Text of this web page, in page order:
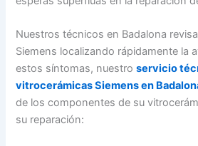
Nuestros técnicos en Badalona
Siemens localizando rápidamente la
estos síntomas, nuestroservicio
vitrocerámicas Siemens en
de los componentes de su
su reparación: